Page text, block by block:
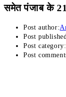
समेत पंजाब के
Post author:
Post
Post category:
Post